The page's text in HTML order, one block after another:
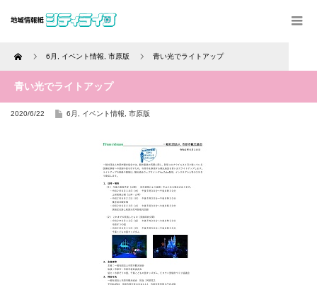
Home 6月 イベント情報 市原版 青い光でライトアップ
青い光でライトアップ
2020/6/22 6月 イベント情報 市原版